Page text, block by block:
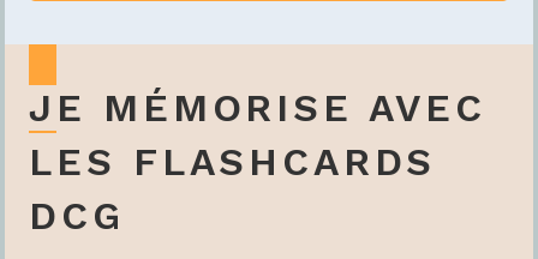
JE MÉMORISE AVEC
LES FLASHCARDS
DCG